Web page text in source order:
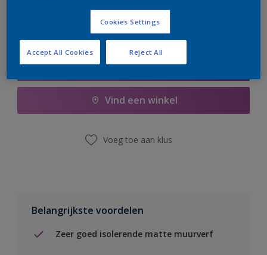
Boodschappenlijst
Vind een winkel
Voeg toe aan klus
Belangrijkste voordelen
Zeer goed isolerende matte muurverf
Cookies Settings
Reject All
Accept All Cookies